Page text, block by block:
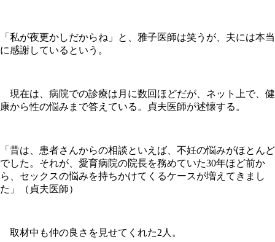
「私が夜更かしだからね」と、雅子医師は笑うが、夫には本当
に感謝しているという。
現在は、病院での診療は月に数回ほどだが、ネット上で、健
康から性の悩みまで答えている。貞夫医師が述懐する。
「昔は、患者さんからの相談といえば、不妊の悩みがほとんど
でした。それが、愛育病院の院長を務めていた30年ほど前か
ら、セックスの悩みを持ちかけてくるケースが増えてきまし
た」（貞夫医師）
取材中も仲の良さを見せてくれた2人。